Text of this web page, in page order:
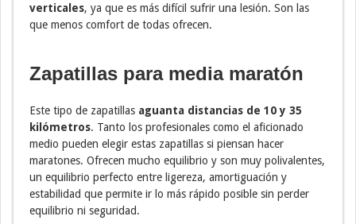
verticales, ya que es más difícil sufrir una lesión. Son las
que menos comfort de todas ofrecen.
Zapatillas para media maratón
Este tipo de zapatillas aguanta distancias de 10 y 35
kilómetros. Tanto los profesionales como el aficionado
medio pueden elegir estas zapatillas si piensan hacer
maratones. Ofrecen mucho equilibrio y son muy polivalentes,
un equilibrio perfecto entre ligereza, amortiguación y
estabilidad que permite ir lo más rápido posible sin perder
equilibrio ni seguridad.